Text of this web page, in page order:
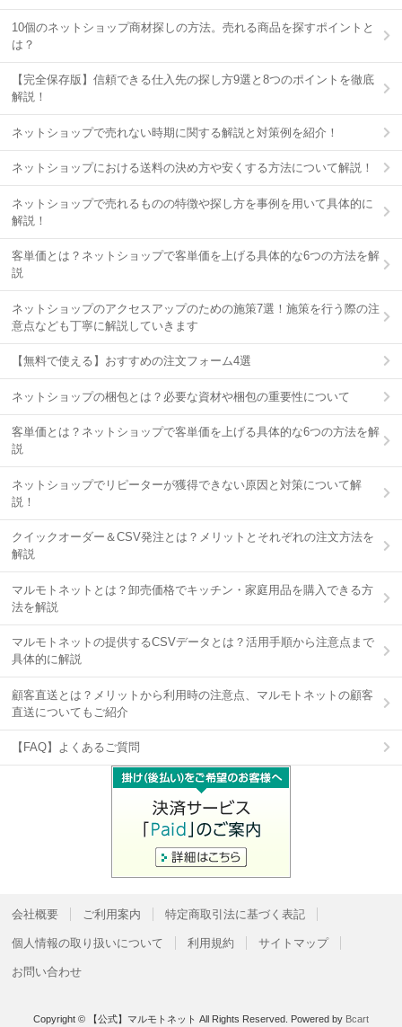
10個のネットショップ商材探しの方法。売れる商品を探すポイントと
は？
【完全保存版】信頼できる仕入先の探し方9選と8つのポイントを徹底
解説！
ネットショップで売れない時期に関する解説と対策例を紹介！
ネットショップにおける送料の決め方や安くする方法について解説！
ネットショップで売れるものの特徴や探し方を事例を用いて具体的に
解説！
客単価とは？ネットショップで客単価を上げる具体的な6つの方法を解
説
ネットショップのアクセスアップのための施策7選！施策を行う際の注
意点なども丁寧に解説していきます
【無料で使える】おすすめの注文フォーム4選
ネットショップの梱包とは？必要な資材や梱包の重要性について
客単価とは？ネットショップで客単価を上げる具体的な6つの方法を解
説
ネットショップでリピーターが獲得できない原因と対策について解
説！
クイックオーダー＆CSV発注とは？メリットとそれぞれの注文方法を
解説
マルモトネットとは？卸売価格でキッチン・家庭用品を購入できる方
法を解説
マルモトネットの提供するCSVデータとは？活用手順から注意点まで
具体的に解説
顧客直送とは？メリットから利用時の注意点、マルモトネットの顧客
直送についてもご紹介
【FAQ】よくあるご質問
会社概要 ご利用案内 特定商取引法に基づく表記
個人情報の取り扱いについて 利用規約 サイトマップ
お問い合わせ
Copyright © 【公式】マルモトネット All Rights Reserved. Powered by Bcart